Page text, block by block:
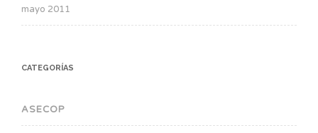
mayo 2011
CATEGORÍAS
ASECOP